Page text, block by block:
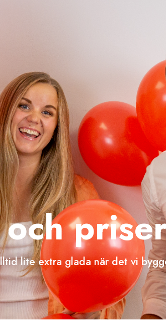
lite extra glada när det vi